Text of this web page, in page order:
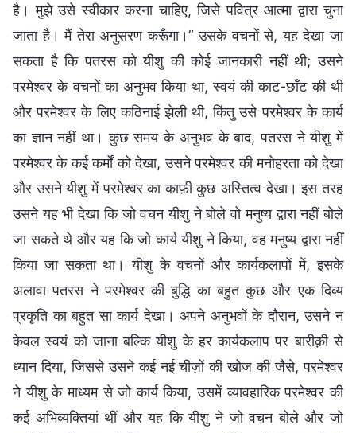
है। मुझे उसे स्वीकार करना चाहिए, जिसे पवित्र आत्मा द्वारा चुना
जाता है। मैं तेरा अनुसरण करूँगा।” उसके वचनों से, यह देखा जा
सकता है कि पतरस को यीशु की कोई जानकारी नहीं थी; उसने
परमेश्वर के वचनों का अनुभव किया था, स्वयं की काट-छाँट की थी
और परमेश्वर के लिए कठिनाई झेली थी, किंतु उसे परमेश्वर के कार्य
का ज्ञान नहीं था। कुछ समय के अनुभव के बाद, पतरस ने यीशु में
परमेश्वर के कई कर्मों को देखा, उसने परमेश्वर की मनोहरता को देखा
और उसने यीशु में परमेश्वर का काफ़ी कुछ अस्तित्व देखा। इस तरह
उसने यह भी देखा कि जो वचन यीशु ने बोले वो मनुष्य द्वारा नहीं बोले
जा सकते थे और यह कि जो कार्य यीशु ने किया, वह मनुष्य द्वारा नहीं
किया जा सकता था। यीशु के वचनों और कार्यकलापों में, इसके
अलावा पतरस ने परमेश्वर की बुद्धि का बहुत कुछ और एक दिव्य
प्रकृति का बहुत सा कार्य देखा। अपने अनुभवों के दौरान, उसने न
केवल स्वयं को जाना बल्कि यीशु के हर कार्यकलाप पर बारीक़ी से
ध्यान दिया, जिससे उसने कई नई चीज़ों की खोज की जैसे, परमेश्वर
ने यीशु के माध्यम से जो कार्य किया, उसमें व्यावहारिक परमेश्वर की
कई अभिव्यक्तियां थीं और यह कि यीशु ने जो वचन बोले और जो